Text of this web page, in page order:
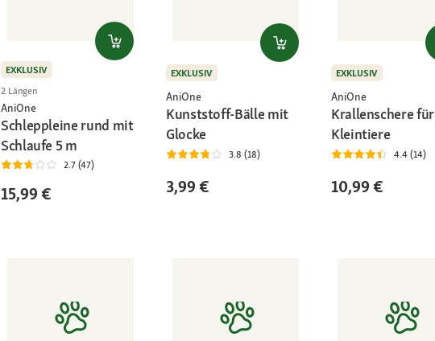
EXKLUSIV
2 Längen
AniOne
Schleppleine rund mit
Schlaufe 5 m
2.7 (47)
15,99 €
EXKLUSIV
AniOne
Kunststoff-Bälle mit
Glocke
3.8 (18)
3,99 €
EXKLUSIV
AniOne
Krallenschere für
Kleintiere
4.4 (14)
10,99 €